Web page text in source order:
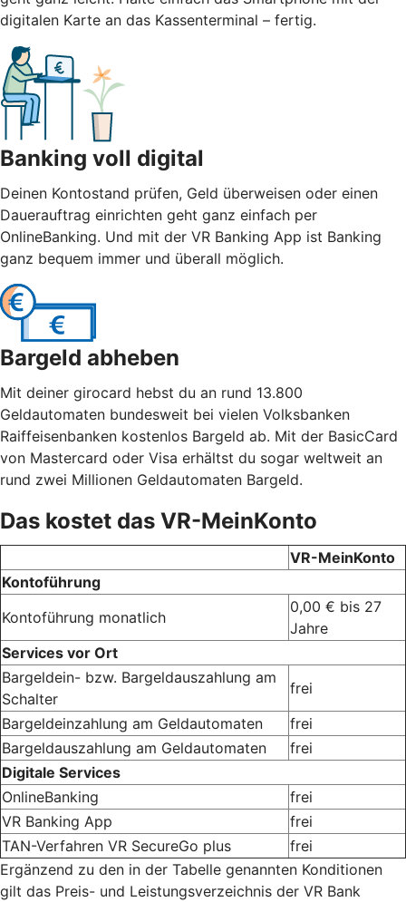
digitalen Karte an das Kassenterminal – fertig.
Banking voll digital
Deinen Kontostand prüfen, Geld überweisen oder einen
Dauerauftrag einrichten geht ganz einfach per
OnlineBanking. Und mit der VR Banking App ist Banking
ganz bequem immer und überall möglich.
Bargeld abheben
Mit deiner girocard hebst du an rund 13.800
Geldautomaten bundesweit bei vielen Volksbanken
Raiffeisenbanken kostenlos Bargeld ab. Mit der BasicCard
von Mastercard oder Visa erhältst du sogar weltweit an
rund zwei Millionen Geldautomaten Bargeld.
Das kostet das VR-MeinKonto
VR-MeinKonto
Kontoführung
Kontoführung monatlich
0,00 € bis 27
Jahre
Services vor Ort
Bargeldein- bzw. Bargeldauszahlung am
Schalter
frei
Bargeldeinzahlung am Geldautomaten
frei
Bargeldauszahlung am Geldautomaten
frei
Digitale Services
OnlineBanking
frei
VR Banking App
frei
TAN-Verfahren VR SecureGo plus
frei
Ergänzend zu den in der Tabelle genannten Konditionen
gilt das Preis- und Leistungsverzeichnis der VR Bank